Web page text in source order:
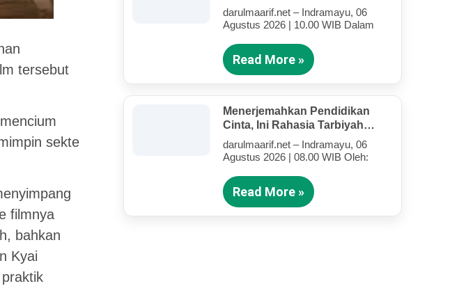
tersebut
sekte
filmnya
bahkan
Kyai
Kandung Di Tengah Kesibukan
Mengajar
darulmaarif.net – Indramayu, 06
Agustus 2026 | 10.00 WIB Dalam
Read More »
Menerjemahkan Pendidikan
Cinta, Ini Rahasia Tarbiyah
Rosululloh SAW Bagi Anak-
Anak Yang Terluka (Bagian IV)
darulmaarif.net – Indramayu, 06
Agustus 2026 | 08.00 WIB Oleh:
Read More »